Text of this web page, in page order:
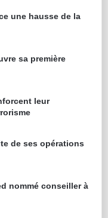
une hausse de la
sa première
leur
de ses opérations
nommé conseiller à